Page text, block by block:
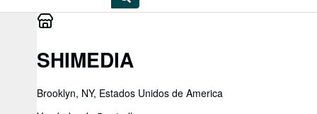
SHIMEDIA
Brooklyn, NY, Estados Unidos de America